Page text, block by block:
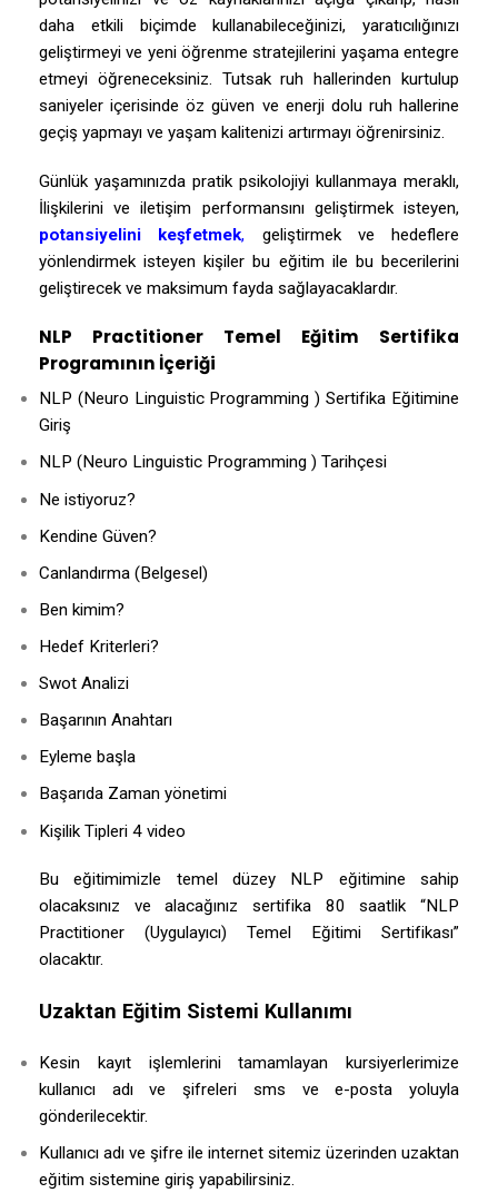
daha etkili biçimde kullanabileceğinizi, yaratıcılığınızı
geliştirmeyi ve yeni öğrenme stratejilerini yaşama entegre
etmeyi öğreneceksiniz. Tutsak ruh hallerinden kurtulup
saniyeler içerisinde öz güven ve enerji dolu ruh hallerine
geçiş yapmayı ve yaşam kalitenizi artırmayı öğrenirsiniz.
Günlük yaşamınızda pratik psikolojiyi kullanmaya meraklı,
İlişkilerini ve iletişim performansını geliştirmek isteyen,
potansiyelini keşfetmek, geliştirmek ve hedeflere
yönlendirmek isteyen kişiler bu eğitim ile bu becerilerini
geliştirecek ve maksimum fayda sağlayacaklardır.
NLP Practitioner Temel Eğitim Sertifika
Programının İçeriği
NLP (Neuro Linguistic Programming ) Sertifika Eğitimine
Giriş
NLP (Neuro Linguistic Programming ) Tarihçesi
Ne istiyoruz?
Kendine Güven?
Canlandırma (Belgesel)
Ben kimim?
Hedef Kriterleri?
Swot Analizi
Başarının Anahtarı
Eyleme başla
Başarıda Zaman yönetimi
Kişilik Tipleri 4 video
Bu eğitimimizle temel düzey NLP eğitimine sahip
olacaksınız ve alacağınız sertifika 80 saatlik “NLP
Practitioner (Uygulayıcı) Temel Eğitimi Sertifikası”
olacaktır.
Uzaktan Eğitim Sistemi Kullanımı
Kesin kayıt işlemlerini tamamlayan kursiyerlerimize
kullanıcı adı ve şifreleri sms ve e-posta yoluyla
gönderilecektir.
Kullanıcı adı ve şifre ile internet sitemiz üzerinden uzaktan
eğitim sistemine giriş yapabilirsiniz.